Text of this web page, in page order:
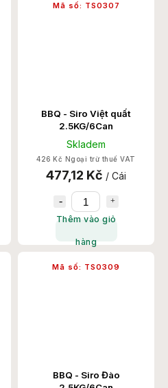
BBQ - Siro Việt quất
2.5KG/6Can
Skladem
426 Kč Ngoại trừ thuế VAT
477,12 Kč / Cái
Thêm vào giỏ
hàng
Mã số: TS0307
BBQ - Siro Đào
Mã số: TS0309